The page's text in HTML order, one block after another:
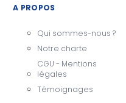
A PROPOS
Qui sommes-nous ?
Notre charte
CGU - Mentions
légales
Témoignages